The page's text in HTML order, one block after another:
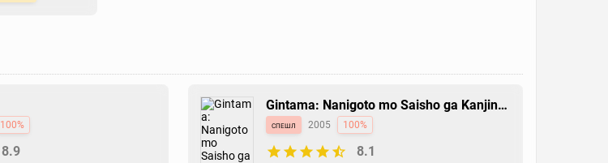
100%
8.9
Gintama: Nanigoto mo Saisho ga Kanjin
nanode Tashou Senobisuru Kurai ga
Choudoyoi
спешл 2005 100%
8.1